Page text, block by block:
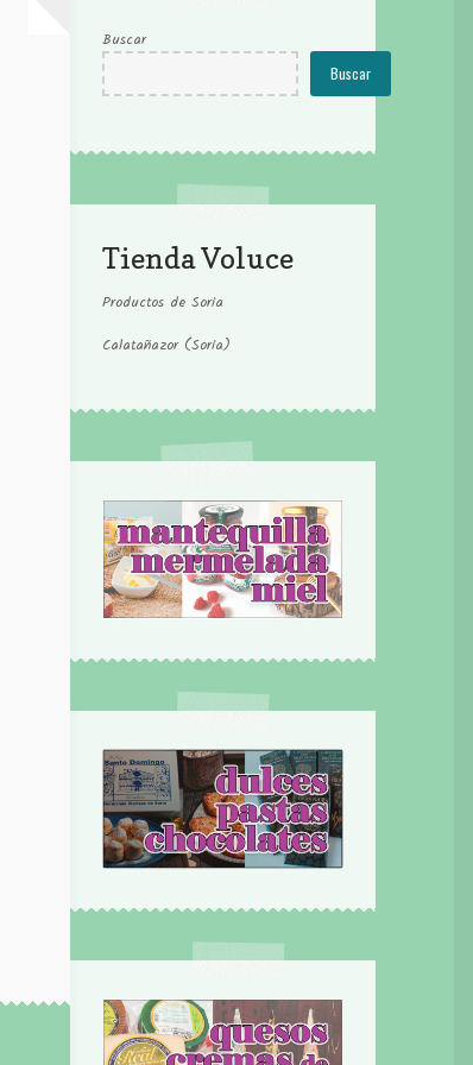
Buscar
Buscar
Tienda Voluce
Productos de Soria
Calatañazor (Soria)